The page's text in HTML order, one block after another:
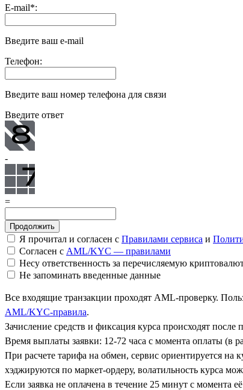
E-mail*:
Введите ваш e-mail
Телефон:
Введите ваш номер телефона для связи
Введите ответ
-
=
Я прочитал и согласен с Правилами сервиса и
Согласен с AML/KYC — правилами
Несу ответственность за перечисляемую
Не запоминать введенные данные
Все входящие транзакции проходят AML-проверку.
AML/KYC-правила.
Зачисление средств и фиксация курса происходят после
Время выплаты заявки: 12-72 часа с момента оплаты (в
При расчете тарифа на обмен, сервис ориентируется
хэджируются по маркет-ордеру, волатильность курса
Если заявка не оплачена в течение 25 минут с момента